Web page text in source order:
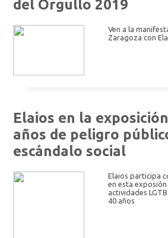
del Orgullo 2019
Ven a la
Zaragoza con
Elaios en la
años de peligro
escándalo social
Elaios participa
en esta
actividades
40 años